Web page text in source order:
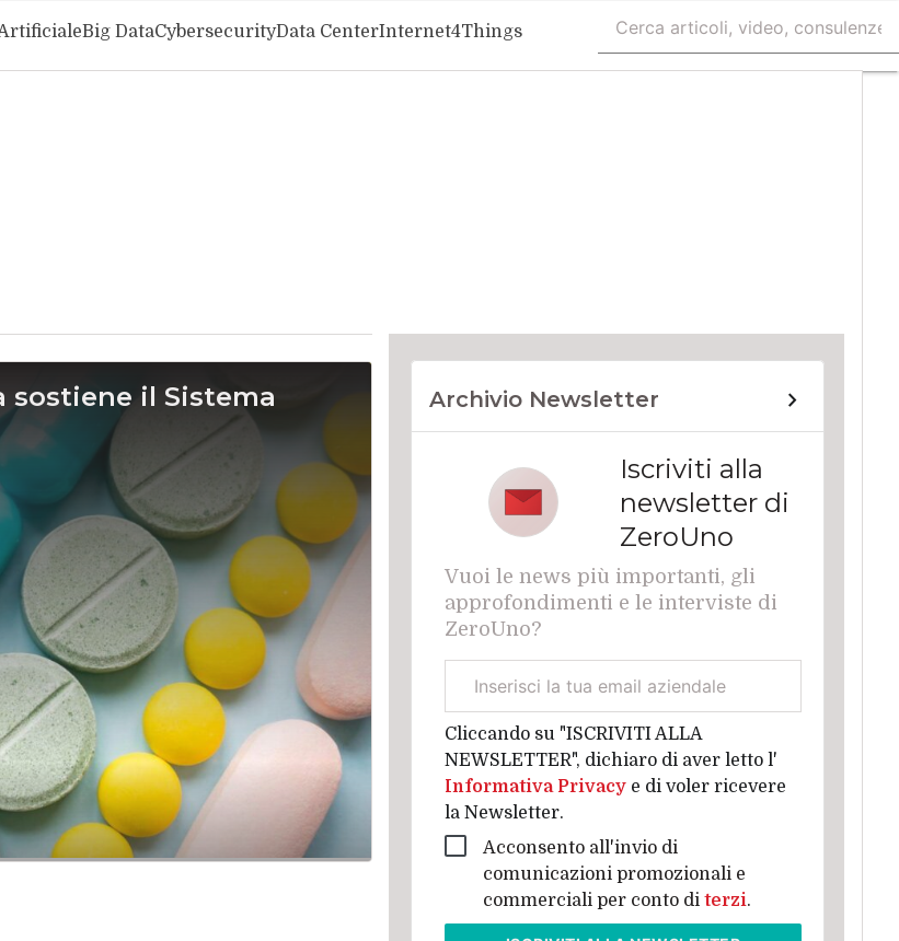
Big DataCybersecurityData CenterInternet4Things
sostiene il Sistema
Archivio Newsletter
Iscriviti alla
newsletter di
ZeroUno
Vuoi le news più importanti, gli
approfondimenti e le interviste di
ZeroUno?
aziendale
Cliccando su "ISCRIVITI ALLA
NEWSLETTER", dichiaro di aver letto l'
Informativa Privacy e di voler ricevere
la Newsletter.
Acconsento all'invio di
comunicazioni promozionali e
commerciali per conto di terzi.